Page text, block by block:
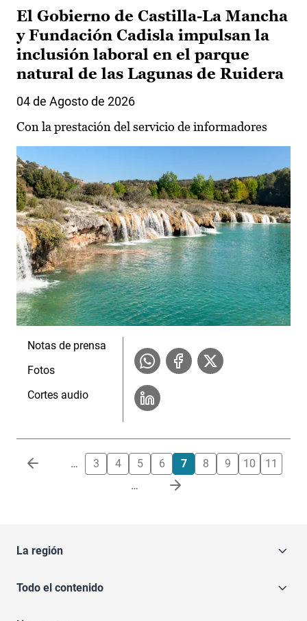
El Gobierno de Castilla-La Mancha
y Fundación Cadisla impulsan la
inclusión laboral en el parque
natural de las Lagunas de Ruidera
04 de Agosto de 2026
Con la prestación del servicio de informadores
Notas de prensa
Fotos
Cortes audio
Paginación … 3 4 5 6 7 8 9 10
11
…
La región
Todo el contenido